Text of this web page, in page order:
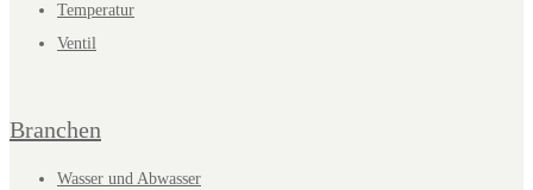
Temperatur
Ventil
Branchen
Wasser und Abwasser